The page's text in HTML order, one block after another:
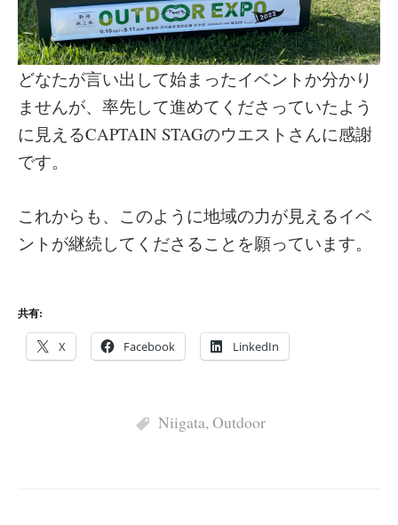
どなたが言い出して始まったイベントか分かり
ませんが、率先して進めてくださっていたよう
に見えるCAPTAIN STAGのウエストさんに感謝
です。
これからも、このように地域の力が見えるイベ
ントが継続してくださることを願っています。
共有:
X Facebook LinkedIn
Niigata,Outdoor